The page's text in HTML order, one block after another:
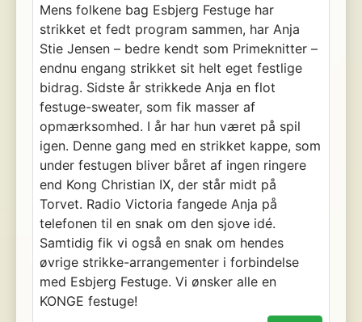
Mens folkene bag Esbjerg Festuge har
strikket et fedt program sammen, har Anja
Stie Jensen – bedre kendt som Primeknitter –
endnu engang strikket sit helt eget festlige
bidrag. Sidste år strikkede Anja en flot
festuge-sweater, som fik masser af
opmærksomhed. I år har hun været på spil
igen. Denne gang med en strikket kappe, som
under festugen bliver båret af ingen ringere
end Kong Christian IX, der står midt på
Torvet. Radio Victoria fangede Anja på
telefonen til en snak om den sjove idé.
Samtidig fik vi også en snak om hendes
øvrige strikke-arrangementer i forbindelse
med Esbjerg Festuge. Vi ønsker alle en
KONGE festuge!